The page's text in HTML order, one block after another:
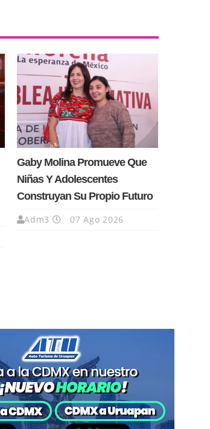
Gaby Molina Promueve Que
Niñas Y Adolescentes
Construyan Su Propio Futuro
Adm3 07 Ago 2026